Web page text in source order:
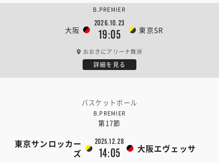
大阪
2026.10.23
19:05 東京SR
B.PREMIER
おおきにアリーナ舞洲
詳細を見る
バスケットボール
B.PREMIER
第17節
東京サンロッカー
ズ
2025.12.28
14:05 大阪エヴェッサ